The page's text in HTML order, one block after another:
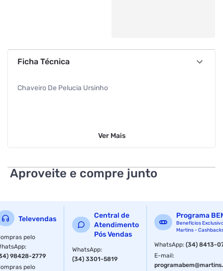
Ficha Técnica
Chaveiro De Pelucia Ursinho
Ver Mais
Aproveite e compre junto
Televendas
pelo
:
98428-2779
pelo
Central de
Atendimento
Pós Vendas
WhatsApp:
(34) 3301-5819
Programa
Benefícios
Martins -
WhatsApp:(34) 8413-
E-mail: